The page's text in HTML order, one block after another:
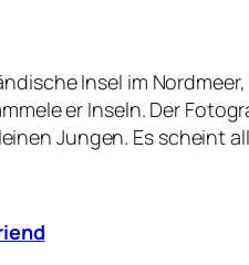
Insel im
er Inseln. Der
Jungen. Es scheint